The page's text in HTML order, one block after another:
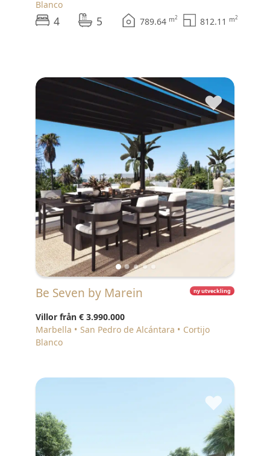
Blanco
4 5 789.64 m2 812.11 m2
♥
ny utveckling
Be Seven by Marein
Villor från € 3.990.000
Marbella
San Pedro de Alcántara
Cortijo
Blanco
♥